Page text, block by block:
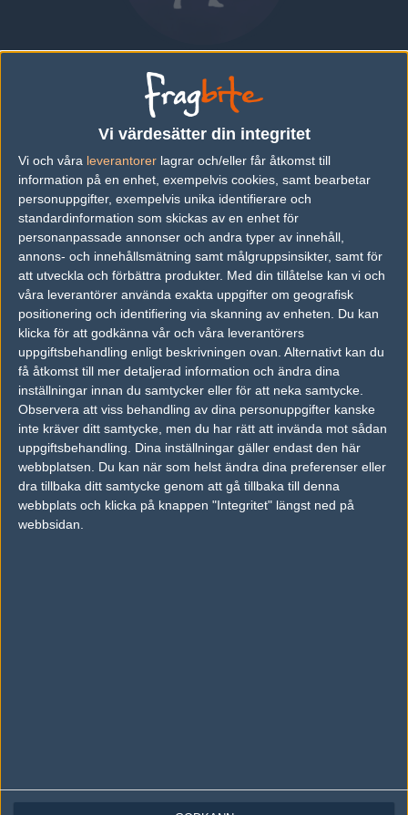
Vi värdesätter din integritet
Vi och våra leverantorer lagrar och/eller får åtkomst till
information på en enhet, exempelvis cookies, samt bearbetar
personuppgifter, exempelvis unika identifierare och
standardinformation som skickas av en enhet för
personanpassade annonser och andra typer av innehåll,
annons- och innehållsmätning samt målgruppsinsikter, samt för
att utveckla och förbättra produkter. Med din tillåtelse kan vi och
våra leverantörer använda exakta uppgifter om geografisk
positionering och identifiering via skanning av enheten. Du kan
klicka för att godkänna vår och våra leverantörers
uppgiftsbehandling enligt beskrivningen ovan. Alternativt kan du
få åtkomst till mer detaljerad information och ändra dina
inställningar innan du samtycker eller för att neka samtycke.
Observera att viss behandling av dina personuppgifter kanske
inte kräver ditt samtycke, men du har rätt att invända mot sådan
uppgiftsbehandling. Dina inställningar gäller endast den här
webbplatsen. Du kan när som helst ändra dina preferenser eller
dra tillbaka ditt samtycke genom att gå tillbaka till denna
webbplats och klicka på knappen "Integritet" längst ned på
webbsidan.
Jan "POLO" Polak
POLAND | SPELAR FÖR TEAM SINGULARITY
Senaste matcherna
14
FEB
Team Singularity50%
12
Eternal Fire50% 16
Följ oss i social media
Följ oss på Facebook
Följ oss på Instagram
Följ oss på Twitch